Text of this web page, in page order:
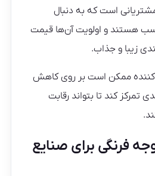
است که به دنبال
هستند و اولویت آن‌ها قیمت
زیبا و جذاب.
کننده ممکن است بر روی کاهش
تمرکز کند تا بتواند رقابت
فرنگی برای صنایع